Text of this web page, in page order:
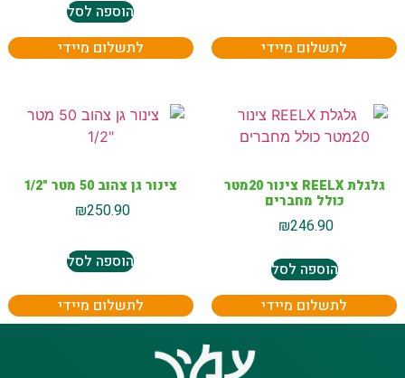
לתשלום מיידי
הוספה לסל
לתשלום מיידי
גלגלת REELX צינור 20מטר
כולל מחברים
₪246.90
הוספה לסל
לתשלום מיידי
צינור גן צהוב 50 מטר "1/2
₪250.90
הוספה לסל
לתשלום מיידי